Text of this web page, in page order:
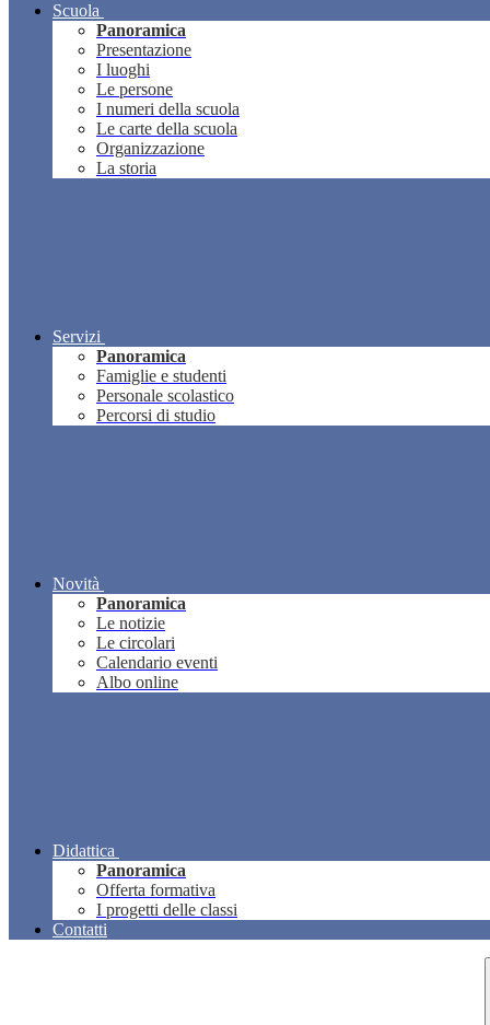
Scuola
Panoramica
Presentazione
I luoghi
Le persone
I numeri della scuola
Le carte della scuola
Organizzazione
La storia
Servizi
Panoramica
Famiglie e studenti
Personale scolastico
Percorsi di studio
Novità
Panoramica
Le notizie
Le circolari
Calendario eventi
Albo online
Didattica
Panoramica
Offerta formativa
I progetti delle classi
Contatti